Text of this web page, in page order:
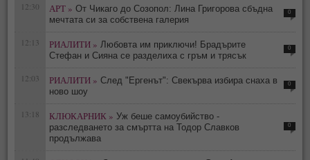
12:30 АРТ » От Чикаго до Созопол: Лина Григорова сбъдна
мечтата си за собствена галерия
0
12:13 РИАЛИТИ » Любовта им приключи! Брадърите
Стефан и Сияна се разделиха с гръм и трясък
0
12:03 РИАЛИТИ » След "Ергенът": Свекърва избира снаха в
ново шоу
0
13:18 КЛЮКАРНИК » Уж беше самоубийство -
разследването за смъртта на Тодор Славков
продължава
0